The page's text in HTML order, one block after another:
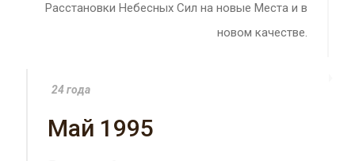
Расстановки Небесных Сил на новые Места и в
новом качестве.
24 года
Май 1995